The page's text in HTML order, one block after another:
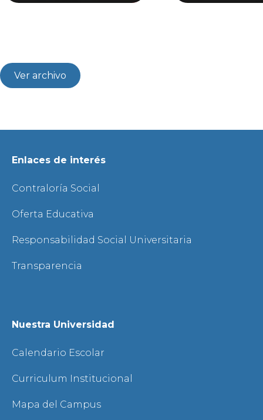
Ver archivo
Enlaces de interés
Contraloría Social
Oferta Educativa
Responsabilidad Social Universitaria
Transparencia
Nuestra Universidad
Calendario Escolar
Curriculum Institucional
Mapa del Campus